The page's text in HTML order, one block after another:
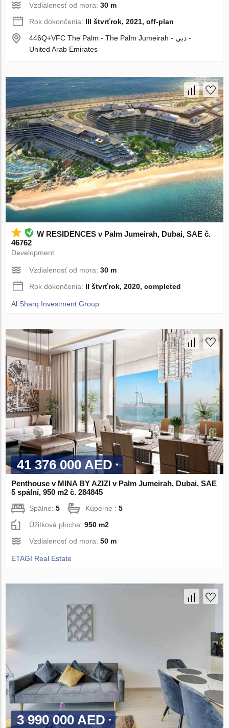
Vzdialenosť od mora:30 m
Rok dokončenia: III štvrťrok, 2021, off-plan
446Q+VFC The Palm - The Palm Jumeirah - دبي -
United Arab Emirates
W RESIDENCES v Palm Jumeirah, Dubai, SAE č.
46762
Development
Vzdialenosť od mora:30 m
Rok dokončenia: II štvrťrok, 2020, completed
Al Sharq Investment Group
41 376 000 AED
Penthouse v MINA BY AZIZI v Palm Jumeirah, Dubai, SAE
5 spální, 950 m2 č. 284845
Spálne:5 Kúpeľne :5
Úžitková plocha:950 m2
Vzdialenosť od mora:50 m
ETAGI Real Estate
3 990 000 AED